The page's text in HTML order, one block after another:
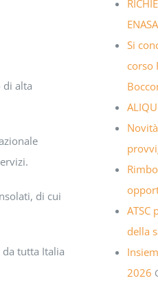
di alta
di cui
tutta Italia
Si
corso
della
2026